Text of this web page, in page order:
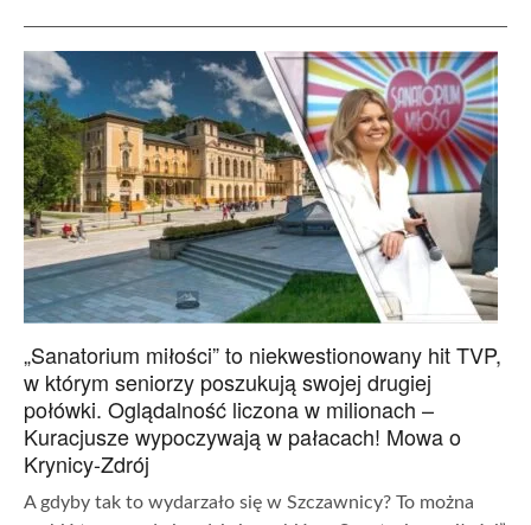
„Sanatorium miłości” to niekwestionowany hit TVP,
w którym seniorzy poszukują swojej drugiej
połówki. Oglądalność liczona w milionach –
Kuracjusze wypoczywają w pałacach! Mowa o
Krynicy-Zdrój
A gdyby tak to wydarzało się w Szczawnicy? To można